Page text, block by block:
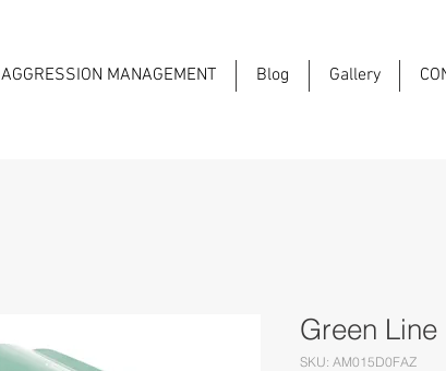
AGGRESSION MANAGEMENT Blog Gallery
Green
SKU: AM015D0FAZ